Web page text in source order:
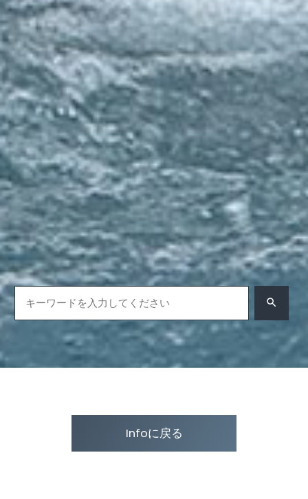
2026.07.21
Infoに戻る